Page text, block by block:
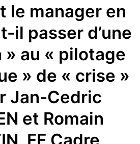
le manager en
il passer d’une
» au « pilotage
» de « crise »
Jan-Cedric
et Romain
FF Cadre